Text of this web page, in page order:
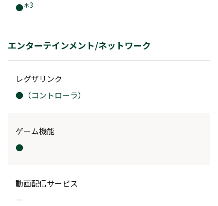
●＊3
エンターテインメント/ネットワーク
レグザリンク
●（コントローラ）
ゲーム機能
●
動画配信サービス
－